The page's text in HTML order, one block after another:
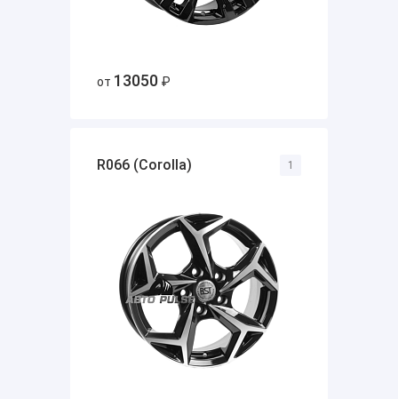
от 13050 ₽
R066 (Corolla) 1